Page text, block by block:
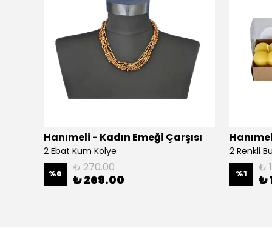
Hanımeli - Kadın Emeği Çarşısı
2 Ebat Kum Kolye
%0 ₺ 270.00
₺ 269.00
2 Renkli
%1 ₺
₺